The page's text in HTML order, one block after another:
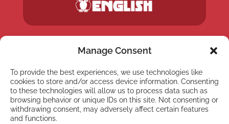
Manage Consent
To provide the best experiences, we use technologies like
cookies to store and/or access device information. Consenting
to these technologies will allow us to process data such as
browsing behavior or unique IDs on this site. Not consenting or
withdrawing consent, may adversely affect certain features
and functions.